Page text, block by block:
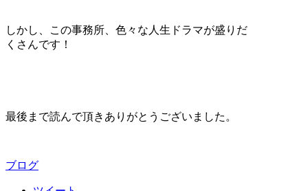
しかし、この事務所、色々な人生ドラマが盛りだ
くさんです！
最後まで読んで頂きありがとうございました。
ブログ